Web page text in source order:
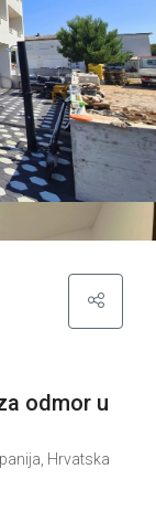
odmor u
Hrvatska